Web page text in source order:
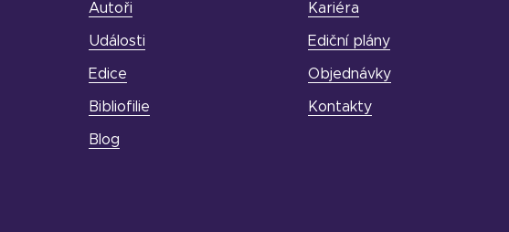
Autoři
Události
Edice
Bibliofilie
Blog
Kariéra
Ediční plány
Objednávky
Kontakty